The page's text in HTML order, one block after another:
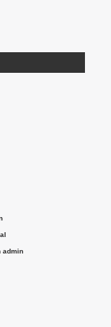
admin